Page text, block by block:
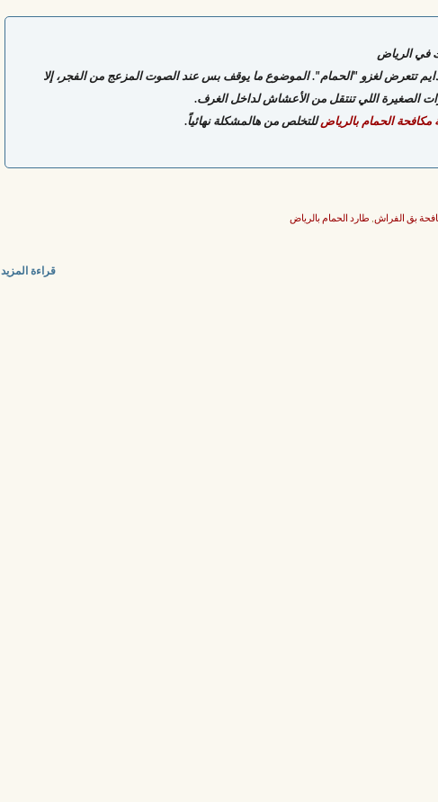
في الرياض
تتعرض لغزو "الحمام". الموضوع ما يوقف بس عند الصوت المزعج من الفجر، إلا
الصغيرة اللي تنتقل من الأعشاش لداخل الغرف.
الحمام بالرياض للتخلص من هالمشكلة نهائياً.
بق الفراش, طارد الحمام بالرياض
قراءة المزيد